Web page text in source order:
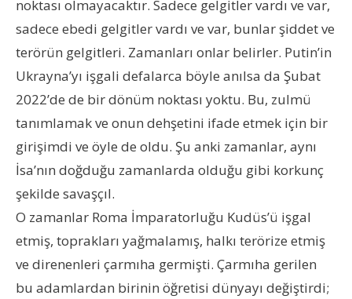
noktası olmayacaktır. Sadece gelgitler vardı ve var,
sadece ebedi gelgitler vardı ve var, bunlar şiddet ve
terörün gelgitleri. Zamanları onlar belirler. Putin’in
Ukrayna’yı işgali defalarca böyle anılsa da Şubat
2022’de de bir dönüm noktası yoktu. Bu, zulmü
tanımlamak ve onun dehşetini ifade etmek için bir
girişimdi ve öyle de oldu. Şu anki zamanlar, aynı
İsa’nın doğduğu zamanlarda olduğu gibi korkunç
şekilde savaşçıl.
O zamanlar Roma İmparatorluğu Kudüs’ü işgal
etmiş, toprakları yağmalamış, halkı terörize etmiş
ve direnenleri çarmıha germişti. Çarmıha gerilen
bu adamlardan birinin öğretisi dünyayı değiştirdi;